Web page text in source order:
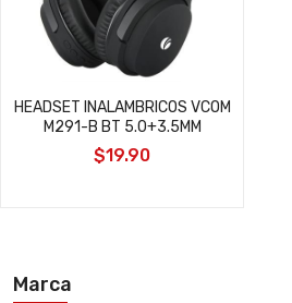
Marca
HEADSET INALAMBRICOS VCOM
M291-B BT 5.0+3.5MM
$19.90